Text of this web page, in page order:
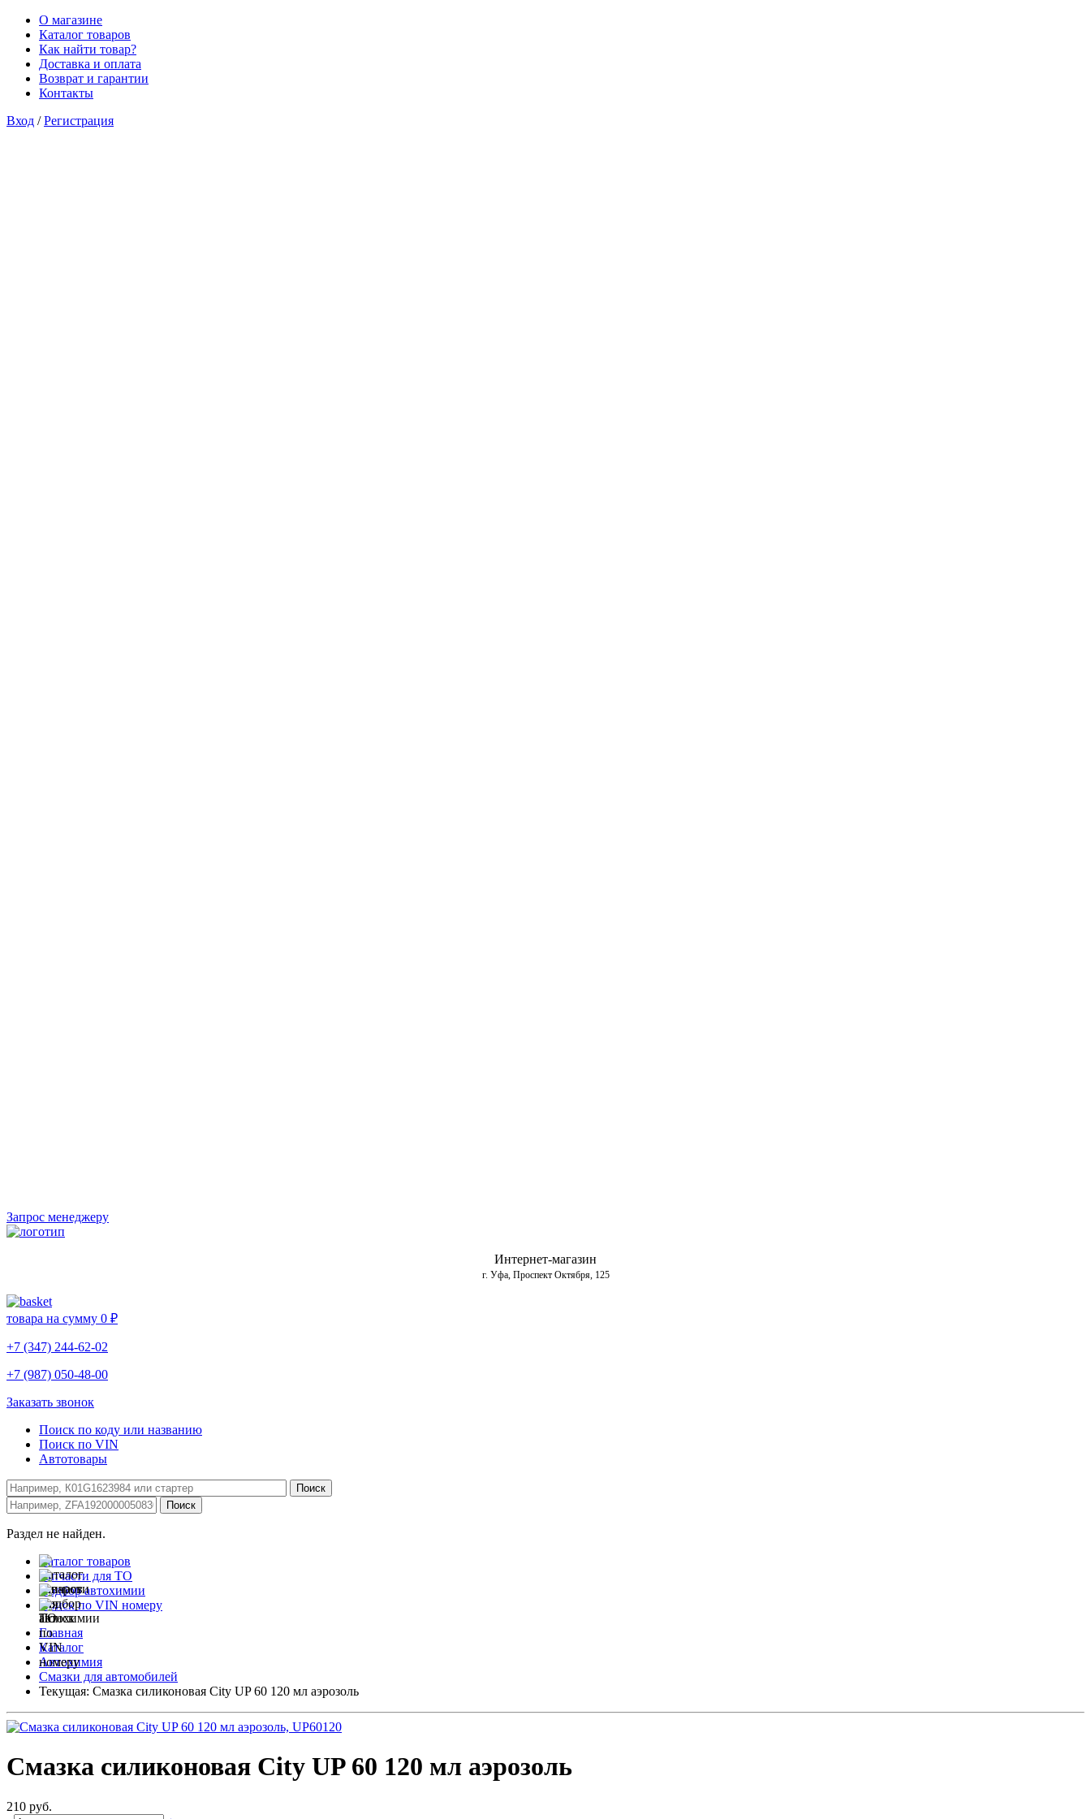
О магазине
Каталог товаров
Как найти товар?
Доставка и оплата
Возврат и гарантии
Контакты
Вход / Регистрация
Запрос менеджеру
Интернет-магазин
г. Уфа, Проспект Октября, 125
товара на сумму 0 ₽
+7 (347) 244-62-02
+7 (987) 050-48-00
Заказать звонок
Поиск по коду или названию
Поиск по VIN
Автотовары
Раздел не найден.
Каталог товаров
Запчасти для ТО
Подбор автохимии
Поиск по VIN номеру
Главная
Каталог
Автохимия
Смазки для автомобилей
Текущая: Смазка силиконовая City UP 60 120 мл аэрозоль
Смазка силиконовая City UP 60 120 мл аэрозоль
210 руб.